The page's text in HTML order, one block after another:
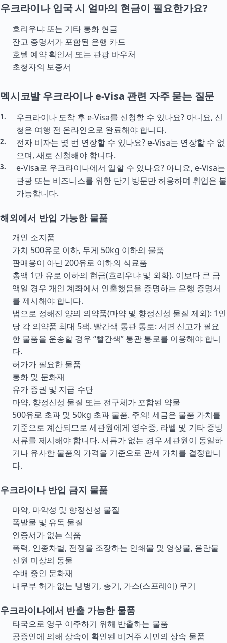
우크라이나 입국 시 얼마의 현금이 필요한가요?
흐리우냐 또는 기타 통화 현금
잔고 증명서가 포함된 은행 카드
호텔 예약 확인서 또는 관광 바우처
초청자의 보증서
멕시코발 우크라이나 e-Visa 관련 자주 묻는 질문
우크라이나 도착 후 e-Visa를 신청할 수 있나요? 아니요, 신
청은 여행 전 온라인으로 완료해야 합니다.
전자 비자는 몇 번 연장할 수 있나요? e-Visa는 연장할 수 없
으며, 새로 신청해야 합니다.
e-Visa로 우크라이나에서 일할 수 있나요? 아니요, e-Visa는
관광 또는 비즈니스를 위한 단기 방문만 허용하며 취업은 불
가능합니다.
해외에서 반입 가능한 물품
개인 소지품
가치 500유로 이하, 무게 50kg 이하의 물품
판매용이 아닌 200유로 이하의 식료품
총액 1만 유로 이하의 현금(흐리우냐 및 외화). 이보다 큰 금
액일 경우 개인 계좌에서 인출했음을 증명하는 은행 증명서
를 제시해야 합니다.
법으로 정해진 양의 의약품(마약 및 향정신성 물질 제외): 1인
당 각 의약품 최대 5팩. 빨간색 통관 통로: 서면 신고가 필요
한 물품을 운송할 경우 “빨간색” 통관 통로를 이용해야 합니
다.
허가가 필요한 물품
통화 및 문화재
유가 증권 및 지급 수단
마약, 향정신성 물질 또는 전구체가 포함된 약물
500유로 초과 및 50kg 초과 물품. 주의! 세금은 물품 가치를
기준으로 계산되므로 세관원에게 영수증, 라벨 및 기타 증빙
서류를 제시해야 합니다. 서류가 없는 경우 세관원이 동일하
거나 유사한 물품의 가격을 기준으로 관세 가치를 결정합니
다.
우크라이나 반입 금지 물품
마약, 마약성 및 향정신성 물질
폭발물 및 유독 물질
인증서가 없는 식품
폭력, 인종차별, 전쟁을 조장하는 인쇄물 및 영상물, 음란물
신원 미상의 동물
수배 중인 문화재
내무부 허가 없는 냉병기, 총기, 가스(스프레이) 무기
우크라이나에서 반출 가능한 물품
타국으로 영구 이주하기 위해 반출하는 물품
공증인에 의해 상속이 확인된 비거주 시민의 상속 물품